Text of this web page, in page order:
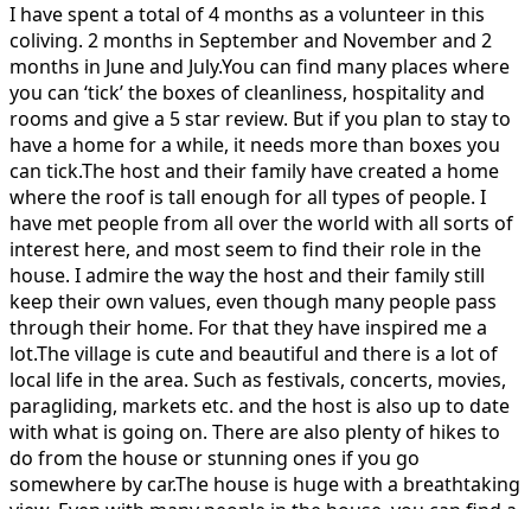
I have spent a total of 4 months as a volunteer in this
coliving. 2 months in September and November and 2
months in June and July.You can find many places where
you can ‘tick’ the boxes of cleanliness, hospitality and
rooms and give a 5 star review. But if you plan to stay to
have a home for a while, it needs more than boxes you
can tick.The host and their family have created a home
where the roof is tall enough for all types of people. I
have met people from all over the world with all sorts of
interest here, and most seem to find their role in the
house. I admire the way the host and their family still
keep their own values, even though many people pass
through their home. For that they have inspired me a
lot.The village is cute and beautiful and there is a lot of
local life in the area. Such as festivals, concerts, movies,
paragliding, markets etc. and the host is also up to date
with what is going on. There are also plenty of hikes to
do from the house or stunning ones if you go
somewhere by car.The house is huge with a breathtaking